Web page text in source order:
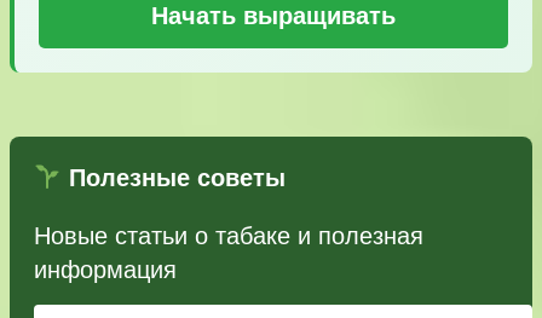
Начать выращивать
Полезные советы
Новые статьи о табаке и полезная
информация